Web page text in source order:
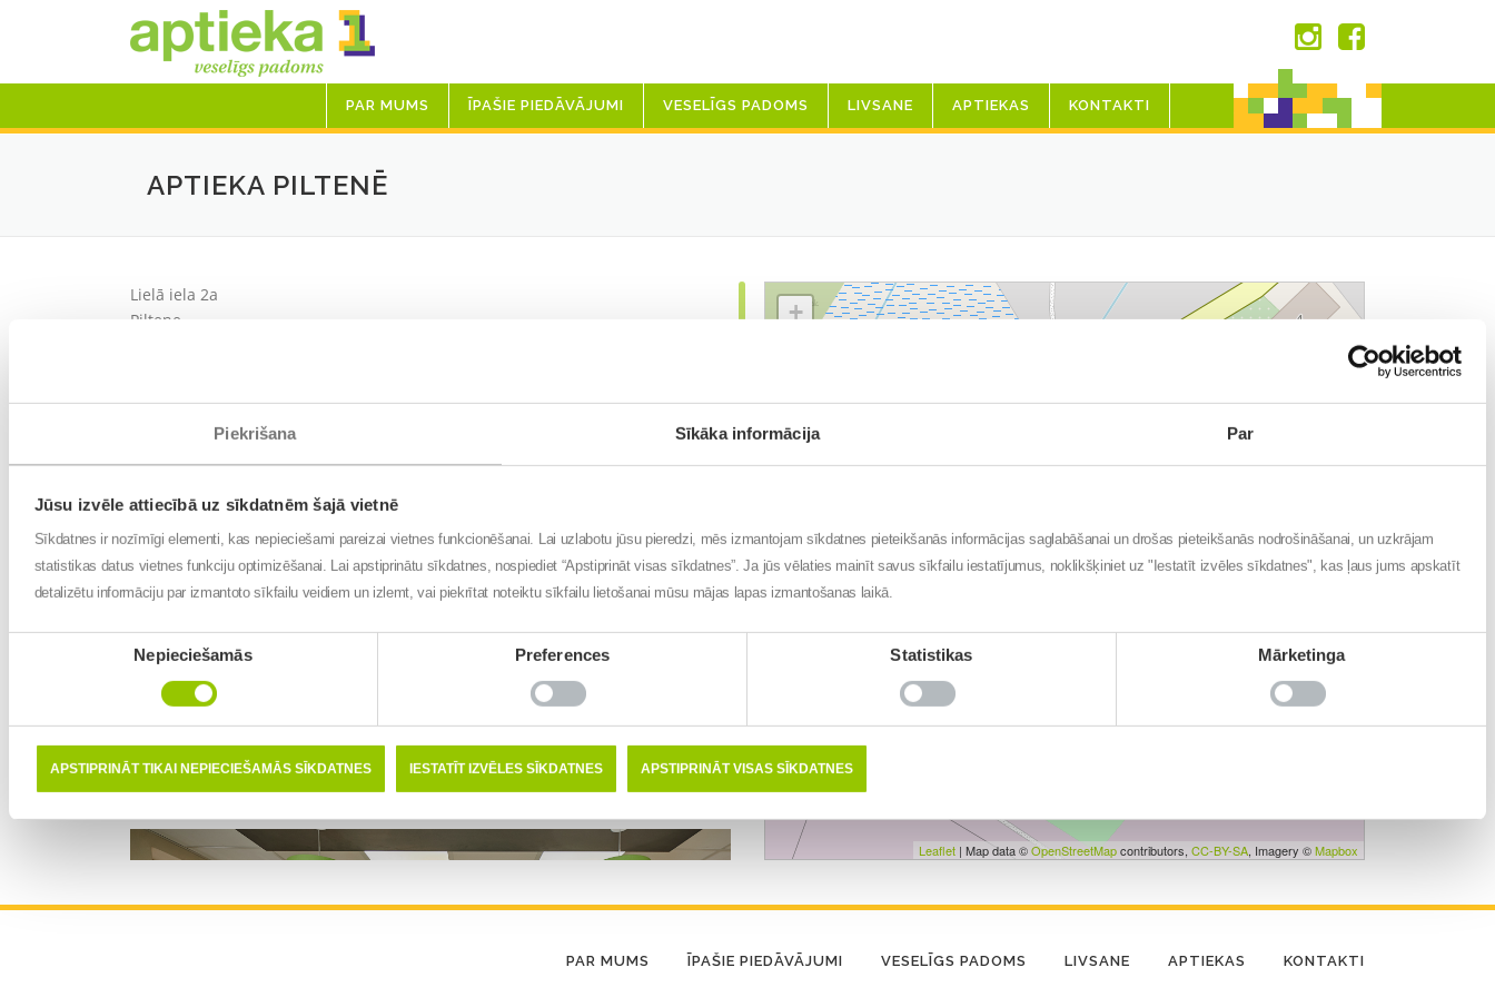
Piekrišana Sīkāka informācija Par
Jūsu izvēle attiecībā uz sīkdatnēm šajā vietnē
Sīkdatnes ir nozīmīgi elementi, kas nepieciešami pareizai vietnes funkcionēšanai. Lai uzlabotu jūsu pieredzi, mēs izmantojam sīkdatnes pieteikšanās informācijas saglabāšanai un drošas pieteikšanās nodrošināšanai, un uzkrājam
statistikas datus vietnes funkciju optimizēšanai. Lai apstiprinātu sīkdatnes, nospiediet “Apstiprināt visas sīkdatnes”. Ja jūs vēlaties mainīt savus sīkfailu iestatījumus, noklikšķiniet uz "Iestatīt izvēles sīkdatnes", kas ļaus jums apskatīt
detalizētu informāciju par izmantoto sīkfailu veidiem un izlemt, vai piekrītat noteiktu sīkfailu lietošanai mūsu mājas lapas izmantošanas laikā.
Nepieciešamās Preferences Statistikas Mārketinga
APSTIPRINĀT TIKAI NEPIECIEŠAMĀS SĪKDATNES IESTATĪT IZVĒLES SĪKDATNES APSTIPRINĀT VISAS SĪKDATNES
PAR MUMS ĪPAŠIE PIEDĀVĀJUMI VESELĪGS PADOMS LIVSANE APTIEKAS KONTAKTI
APTIEKA PILTENĒ
Lielā iela 2a
Piltene
Papildpakalpojumi:
Pasūtījumu pieņemšana pa telefonu
Darba laiks:
Pirmdiena: 9:00 - 17:00
Otrdiena: 9:00 - 17:00
Trešdiena: 9:00 - 17:00
Ceturtdiena: 11:00 - 18:00
Piektdiena: 9:00 - 17:00
Sestdiena: 9:00 - 13:00
Svētdiena: Slēgts
Kā nokļūt?
+
Leaflet | Map data ©OpenStreetMapcontributors, CC-BY-SA , Imagery ©Mapbox
PAR MUMS ĪPAŠIE PIEDĀVĀJUMI VESELĪGS PADOMS LIVSANE APTIEKAS KONTAKTI